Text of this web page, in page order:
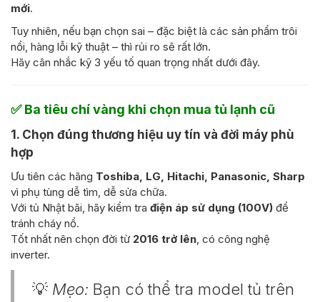
mới.
Tuy nhiên, nếu bạn chọn sai – đặc biệt là các sản phẩm trôi
nổi, hàng lỗi kỹ thuật – thì rủi ro sẽ rất lớn.
Hãy cân nhắc kỹ 3 yếu tố quan trọng nhất dưới đây.
✅Ba tiêu chí vàng khi chọn mua tủ lạnh cũ
1. Chọn đúng thương hiệu uy tín và đời máy phù
hợp
Ưu tiên các hãng Toshiba, LG, Hitachi, Panasonic, Sharp
vì phụ tùng dễ tìm, dễ sửa chữa.
Với tủ Nhật bãi, hãy kiểm tra điện áp sử dụng (100V) để
tránh cháy nổ.
Tốt nhất nên chọn đời từ 2016 trở lên, có công nghệ
inverter.
💡 Mẹo: Bạn có thể tra model tủ trên